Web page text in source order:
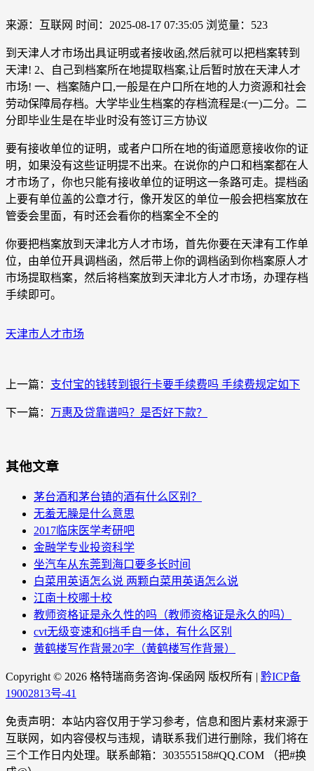
来源：互联网 时间：2025-08-17 07:35:05 浏览量：523
到天津人才市场出具证明或者接收函,然后就可以把档案转到
天津! 2、自己到档案所在地提取档案,让后暂时放在天津人才
市场! 一、档案随户口,一般是在户口所在地的人力资源和社会
劳动保障局存档。大学毕业生档案的存档流程是:(一)二分。二
分即毕业生是在毕业时没有签订三方协议
要有接收单位的证明，或者户口所在地的街道愿意接收你的证
明，如果没有这些证明提不出来。在说你的户口和档案都在人
才市场了，你也只能有接收单位的证明这一条路可走。提档函
上要有单位盖的公章才行，像开发区的单位一般会把档案放在
管委会里面，有时还会看你的档案全不全的
你要把档案放到天津北方人才市场，首先你要在天津有工作单
位，由单位开具调档函，然后带上你的调档函到你档案原人才
市场提取档案，然后将档案放到天津北方人才市场，办理存档
手续即可。
天津市人才市场
上一篇： 支付宝的钱转到银行卡要手续费吗 手续费规定如下
下一篇： 万惠及贷靠谱吗？是否好下款？
其他文章
茅台酒和茅台镇的酒有什么区别？
无羞无臊是什么意思
2017临床医学考研吧
金融学专业投资科学
坐汽车从东莞到海口要多长时间
白菜用英语怎么说 两颗白菜用英语怎么说
江南十校哪十校
教师资格证是永久性的吗（教师资格证是永久的吗）
cvt无级变速和6挡手自一体，有什么区别
黄鹤楼写作背景20字（黄鹤楼写作背景）
Copyright © 2026 格特瑞商务咨询-保函网 版权所有 | 黔ICP备
19002813号-41
免责声明：本站内容仅用于学习参考，信息和图片素材来源于
互联网，如内容侵权与违规，请联系我们进行删除，我们将在
三个工作日内处理。联系邮箱：303555158#QQ.COM （把#换